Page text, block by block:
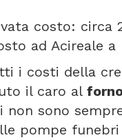
costo: circa
ad Acireale
i costi della
il caro al
sono
pompe